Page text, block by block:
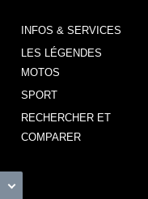
INFOS & SERVICES
LES LÉGENDES
MOTOS
SPORT
RECHERCHER ET
COMPARER